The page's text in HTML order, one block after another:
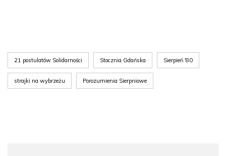
21 postulatów Solidarności Stocznia Gdańska Sierpień '80
strajki na wybrzeżu Porozumienia Sierpniowe